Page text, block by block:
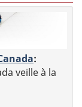
:
veille à la